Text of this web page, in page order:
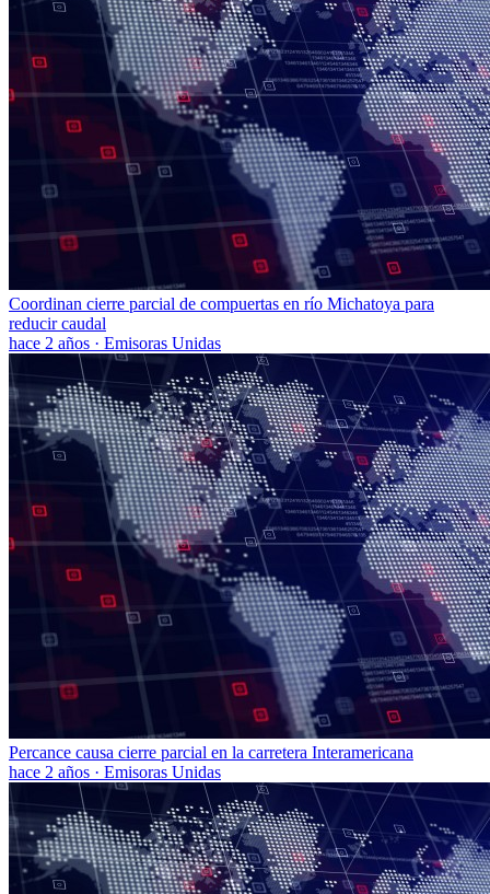
Coordinan cierre parcial de compuertas en río Michatoya para
reducir caudal
hace 2 años · Emisoras Unidas
Percance causa cierre parcial en la carretera Interamericana
hace 2 años · Emisoras Unidas